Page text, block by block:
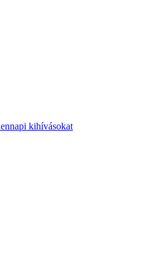
kihívásokat